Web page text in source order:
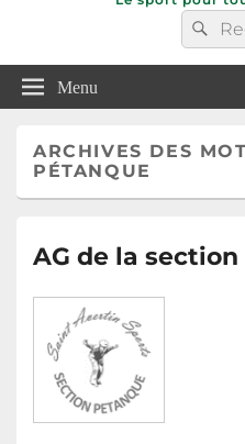
Menu
ARCHIVES DES
PÉTANQUE
AG de la